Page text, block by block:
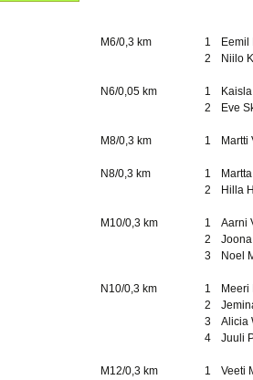
M6/0,3 km 1 Eemil
2
Niilo
N6/0,05 km 1
2
Eve
M8/0,3 km 1 Martti
N8/0,3 km 1
2
Hilla
M10/0,3 km 1 Aarni
2
3
Noel
N10/0,3 km 1 Meeri
2
3
Alicia
4
Juuli
M12/0,3 km 1 Veeti